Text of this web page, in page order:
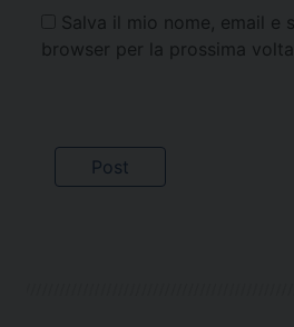
Salva il mio nome, email e
browser per la prossima